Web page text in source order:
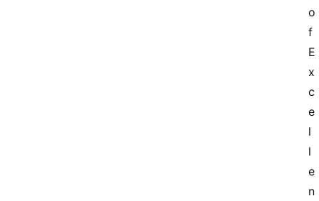
o
f
E
x
c
e
l
l
e
n